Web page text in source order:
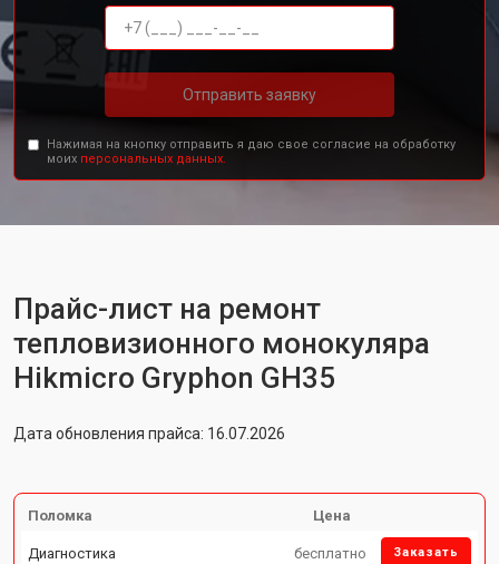
Отправить заявку
Нажимая на кнопку отправить я даю свое согласие на обработку
моих персональных данных.
Прайс-лист на ремонт
тепловизионного монокуляра
Hikmicro Gryphon GH35
Дата обновления прайса: 16.07.2026
Поломка Цена
Диагностика бесплатно Заказать